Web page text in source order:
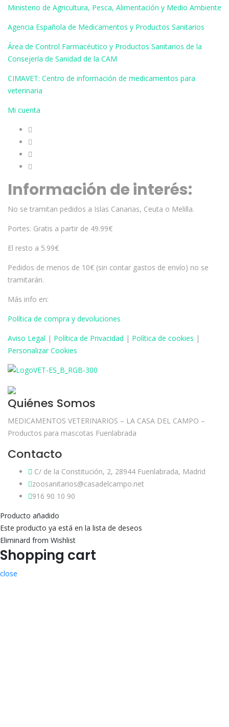
Ministerio de Agricultura, Pesca, Alimentación y Medio Ambiente
Agencia Española de Medicamentos y Productos Sanitarios
Área de Control Farmacéutico y Productos Sanitarios de la
Consejería de Sanidad de la CAM
CIMAVET: Centro de información de medicamentos para
veterinaria
Mi cuenta
Información de interés:
No se tramitan pedidos a Islas Canarias, Ceuta o Melilla.
Portes: Gratis a partir de 49.99€
El resto a 5.99€
Pedidos de menos de 10€ (sin contar gastos de envío) no se
tramitarán.
Más info en:
Política de compra y devoluciones
Aviso Legal | Política de Privacidad | Política de cookies |
Personalizar Cookies
Quiénes Somos
MEDICAMENTOS VETERINARIOS – LA CASA DEL CAMPO –
Productos para mascotas Fuenlabrada
Contacto
C/ de la Constitución, 2, 28944 Fuenlabrada, Madrid
zoosanitarios@casadelcampo.net
916 90 10 90
Producto añadido
Este producto ya está en la lista de deseos
Eliminard from Wishlist
Shopping cart
close